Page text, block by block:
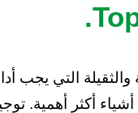
أكثر أهمية.